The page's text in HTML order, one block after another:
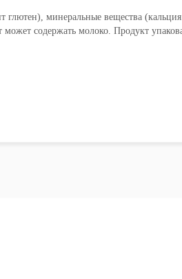
глютен), минеральные вещества
содержать молоко. Продукт